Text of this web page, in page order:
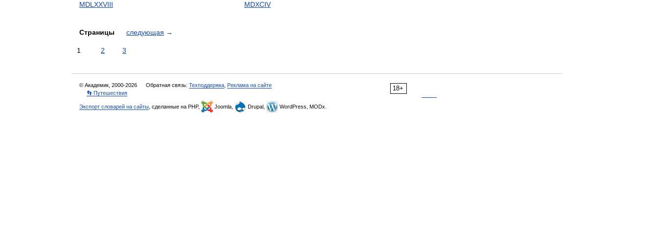
MDLXXVIII
MDXCIV
Страницы следующая →
1 2 3
18+
© Академик, 2000-2026 Обратная связь: Техподдержка Реклама на сайте
👣 Путешествия
Экспорт словарей на сайты , сделанные на PHP, Joomla, Drupal, WordPress, MODx.